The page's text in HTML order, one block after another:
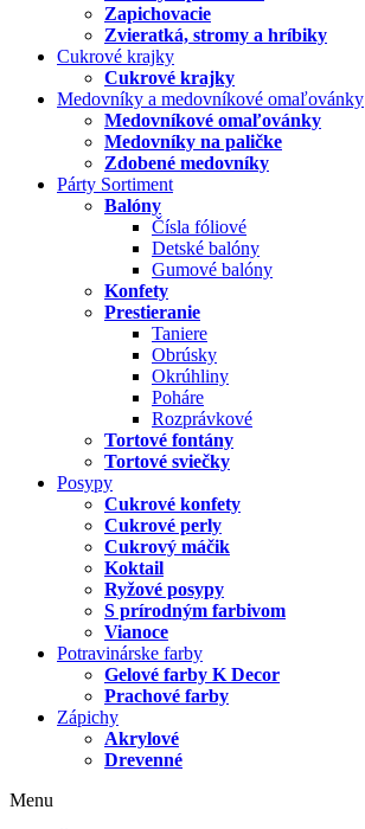
Zapichovacie
Zvieratká, stromy a hríbiky
Cukrové krajky
Cukrové krajky
Medovníky a medovníkové omaľovánky
Medovníkové omaľovánky
Medovníky na paličke
Zdobené medovníky
Párty Sortiment
Balóny
Čísla fóliové
Detské balóny
Gumové balóny
Konfety
Prestieranie
Taniere
Obrúsky
Okrúhliny
Poháre
Rozprávkové
Tortové fontány
Tortové sviečky
Posypy
Cukrové konfety
Cukrové perly
Cukrový máčik
Koktail
Ryžové posypy
S prírodným farbivom
Vianoce
Potravinárske farby
Gelové farby K Decor
Prachové farby
Zápichy
Akrylové
Drevenné
Menu